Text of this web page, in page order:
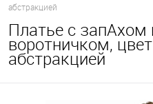
абстракцией
Платье с
воротничком,
абстракцией